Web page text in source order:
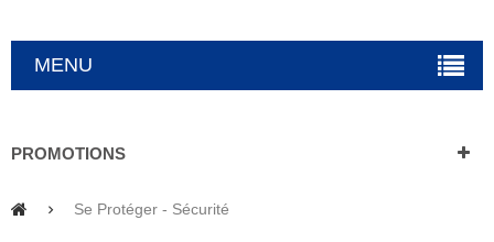
MENU
PROMOTIONS
Se Protéger - Sécurité